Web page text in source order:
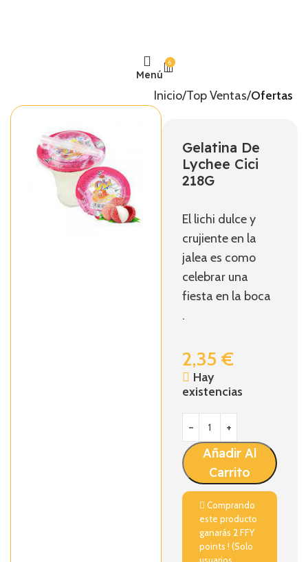
Menú
6
Inicio Top Ventas Ofertas
Gelatina De
Lychee Cici
218G
El lichi dulce y
crujiente en la
jalea es como
celebrar una
fiesta en la boca
.
2,35€
Hay
existencias
Añadir Al
Carrito
Comprando
este producto
ganarás 2FFY
points ! (Solo